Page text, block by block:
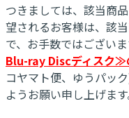
つきましては、該当商
望されるお客様は、該
で、お手数ではござい
Blu-ray Discディスク≫
コヤマト便、ゆうパッ
ようお願い申し上げます